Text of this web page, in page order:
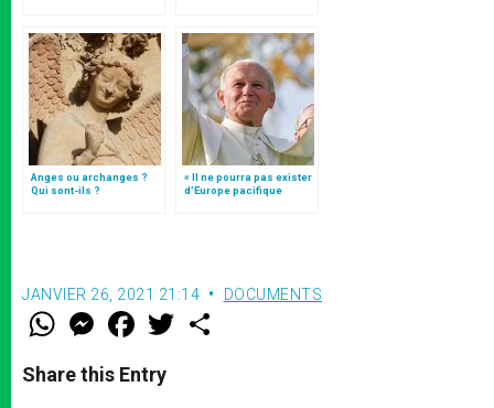
Anges ou archanges ?
Qui sont-ils ?
« Il ne pourra pas exister
d’Europe pacifique
JANVIER 26, 2021 21:14 DOCUMENTS
W
t
s
M
e
s
e
F
a
e
b
w
Share this Entry